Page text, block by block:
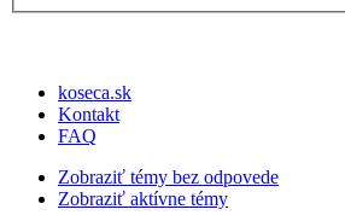
koseca.sk
Kontakt
FAQ
Zobraziť témy bez odpovede
Zobraziť aktívne témy